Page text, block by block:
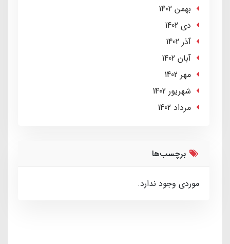
بهمن 1402
دی 1402
آذر 1402
آبان 1402
مهر 1402
شهریور 1402
مرداد 1402
برچسب‌ها
موردی وجود ندارد.